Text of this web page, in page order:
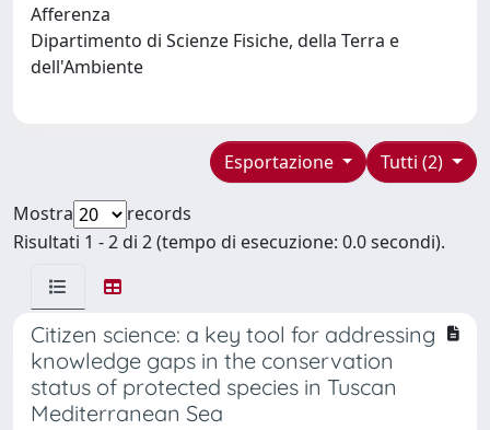
Afferenza
Dipartimento di Scienze Fisiche, della Terra e
dell'Ambiente
Tutti (2)
Esportazione
Mostra
records
Risultati 1 - 2 di 2 (tempo di esecuzione: 0.0 secondi).
Citizen science: a key tool for addressing
knowledge gaps in the conservation
status of protected species in Tuscan
Mediterranean Sea